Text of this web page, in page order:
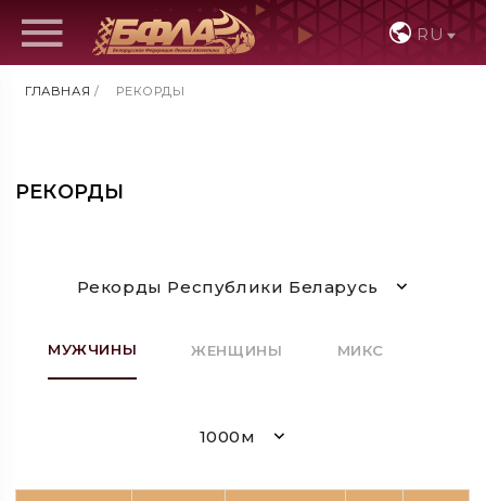
RU
ГЛАВНАЯ / РЕКОРДЫ
РЕКОРДЫ
Рекорды Республики Беларусь
МУЖЧИНЫ ЖЕНЩИНЫ МИКС
1000м